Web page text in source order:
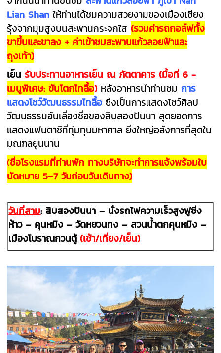
Lian Shan ให้ท่านได้ชมความสวยงามของเมืองเชียง
รุ้งจากมุมสูงบนสะพานกระจกใส(รวมค่ารถกอล์ฟทั้ง
ขาขึ้นและขาลง + ค่าเข้าชมสะพานแก้วลอยฟ้าและ
ถุงเท้า)
เย็นรับประทานอาหารเย็น ณ ภัตตาคาร (มื้อที่ 6 -
เมนูพิเศษ: ขันโตกไทลื้อ) หลังอาหารนำท่านชมการ
แสดงโชว์วัฒนธรรมไทลื้อ ซึ่งเป็นการแสดงโชว์ศิลป
วัฒนธรรมอันเลื่องชื่อของสิบสองปันนา สุดยอดการ
แสดงแฟนตาซีที่ทุ่มทุนมหาศาล ยิ่งใหญ่อลังการที่สุดใน
มณฑลยูนนาน
(ชื่อโรงแรมที่ท่านพัก ทางบริษัทจะทำการแจ้งพร้อมใบ
นัดหมาย 5–7 วันก่อนวันเดินทาง)
วันที่สาม:สิบสองปันนา – นั่งรถไฟความเร็วสูงฟูซิ่ง
ห้าว – คุนหมิง –วัดหยวนทง – สวนน้ำตกคุนหมิง–
เมืองโบราณกวนตู้ (เช้า/เที่ยง/เย็น)